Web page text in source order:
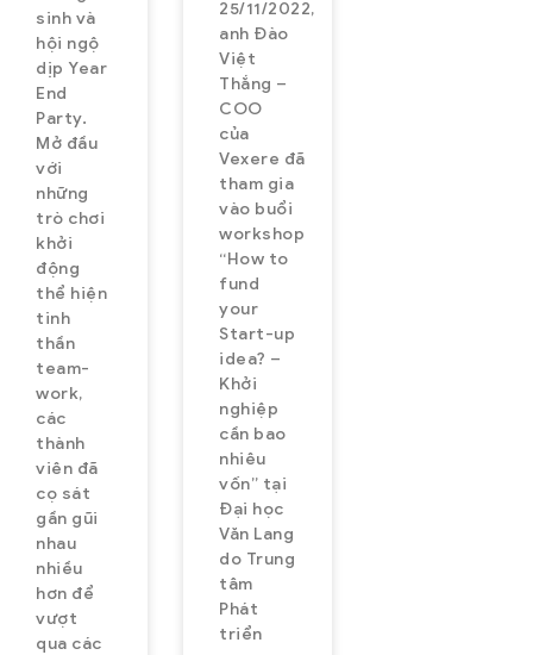
sinh và
hội ngộ
dịp Year
End
Party.
Mở đầu
với
những
trò chơi
khởi
động
thể hiện
tinh
thần
team-
work,
các
thành
viên đã
cọ sát
gần gũi
nhau
nhiều
hơn để
vượt
qua các
25/11/2022,
anh Đào
Việt
Thắng –
COO
của
Vexere đã
tham gia
vào buổi
workshop
“How to
fund
your
Start-up
idea? –
Khởi
nghiệp
cần bao
nhiêu
vốn” tại
Đại học
Văn Lang
do Trung
tâm
Phát
triển